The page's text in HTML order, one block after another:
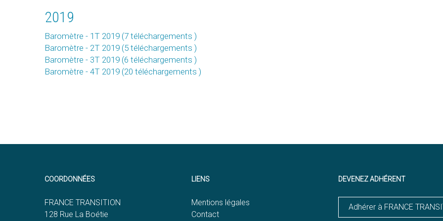
2019
Baromètre - 1T 2019 (7 téléchargements )
Baromètre - 2T 2019 (5 téléchargements )
Baromètre - 3T 2019 (6 téléchargements )
Baromètre - 4T 2019 (20 téléchargements )
COORDONNÉES
FRANCE TRANSITION
128 Rue La Boétie
LIENS
Mentions légales
Contact
DEVENEZ ADHÉRENT
Adhérer à FRANCE